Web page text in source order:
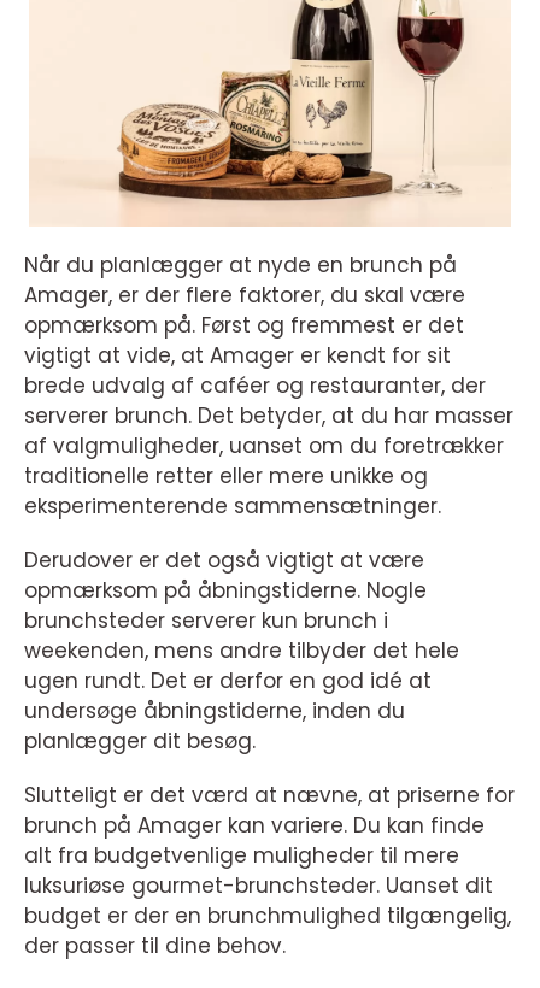
Når du planlægger at nyde en brunch på
Amager, er der flere faktorer, du skal være
opmærksom på. Først og fremmest er det
vigtigt at vide, at Amager er kendt for sit
brede udvalg af caféer og restauranter, der
serverer brunch. Det betyder, at du har masser
af valgmuligheder, uanset om du foretrækker
traditionelle retter eller mere unikke og
eksperimenterende sammensætninger.
Derudover er det også vigtigt at være
opmærksom på åbningstiderne. Nogle
brunchsteder serverer kun brunch i
weekenden, mens andre tilbyder det hele
ugen rundt. Det er derfor en god idé at
undersøge åbningstiderne, inden du
planlægger dit besøg.
Slutteligt er det værd at nævne, at priserne for
brunch på Amager kan variere. Du kan finde
alt fra budgetvenlige muligheder til mere
luksuriøse gourmet-brunchsteder. Uanset dit
budget er der en brunchmulighed tilgængelig,
der passer til dine behov.